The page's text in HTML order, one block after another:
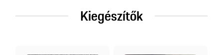
Kiegészítők